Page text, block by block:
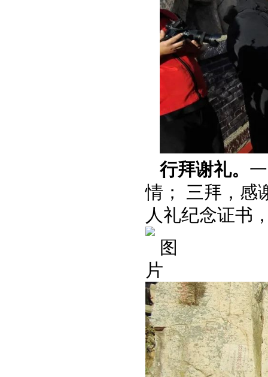
行拜谢礼。
情； 三拜，感
人礼纪念证书